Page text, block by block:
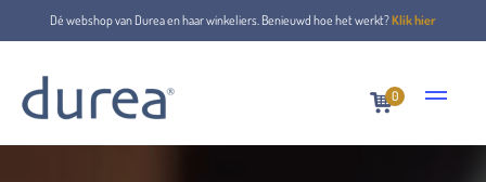
Dé webshop van Durea en haar winkeliers. Benieuwd hoe het werkt?Klik hier
0